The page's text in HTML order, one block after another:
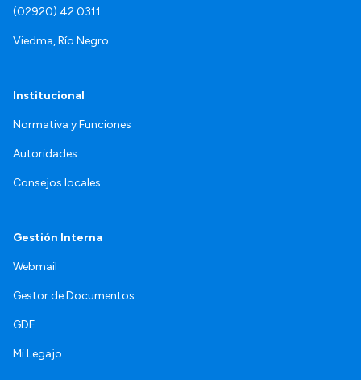
(02920) 42 0311.
Viedma, Río Negro.
Institucional
Normativa y Funciones
Autoridades
Consejos locales
Gestión Interna
Webmail
Gestor de Documentos
GDE
Mi Legajo